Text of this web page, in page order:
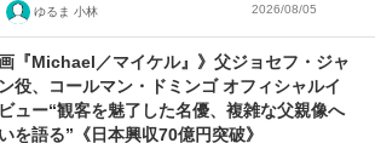
ゆるま 小林 2026/08/05
画『Michael／マイケル』》父ジョセフ・ジャ
役、コールマン・ドミンゴ オフィシャルイ
ュー“観客を魅了した名優、複雑な父親像へ
を語る”《日本興収70億円突破》